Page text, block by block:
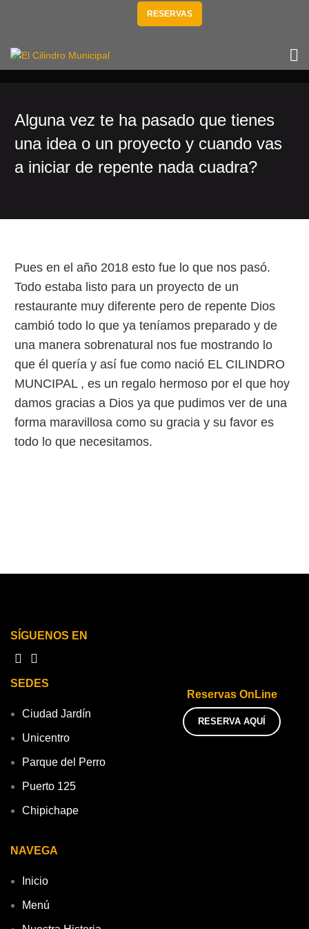
RESERVAS
Alguna vez te ha pasado que tienes
una idea o un proyecto y cuando vas
a iniciar de repente nada cuadra?
Pues en el año 2018 esto fue lo que nos pasó.
Todo estaba listo para un proyecto de un
restaurante muy diferente pero de repente Dios
cambió todo lo que ya teníamos preparado y de
una manera sobrenatural nos fue mostrando lo
que él quería y así fue como nació EL CILINDRO
MUNCIPAL , es un regalo hermoso por el que hoy
damos gracias a Dios ya que pudimos ver de una
forma maravillosa como su gracia y su favor es
todo lo que necesitamos.
SÍGUENOS EN
SEDES
Ciudad Jardín
Unicentro
Parque del Perro
Puerto 125
Chipichape
Reservas OnLine
RESERVA AQUÍ
NAVEGA
Inicio
Menú